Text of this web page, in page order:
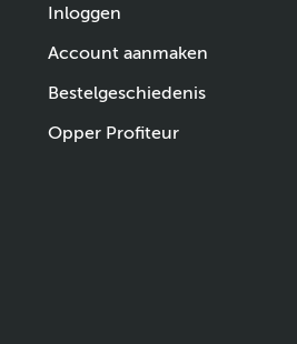
Inloggen
Account aanmaken
Bestelgeschiedenis
Opper Profiteur